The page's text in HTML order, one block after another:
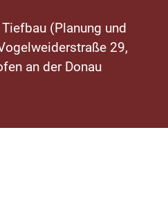
(Planung und
29,
an der Donau